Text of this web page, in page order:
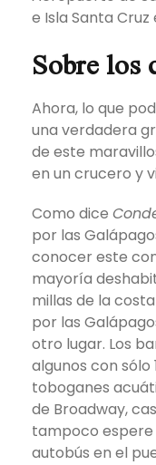
e Isla Santa
Sobre los
Ahora, lo que
una verdadera
de este
en un crucero y
Como dice
por las
conocer este
mayoría
millas de la
por las
otro lugar. Los
algunos con sólo
toboganes
de Broadway,
tampoco espere
autobús en el